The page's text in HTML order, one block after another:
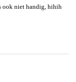
ook niet handig, hihih